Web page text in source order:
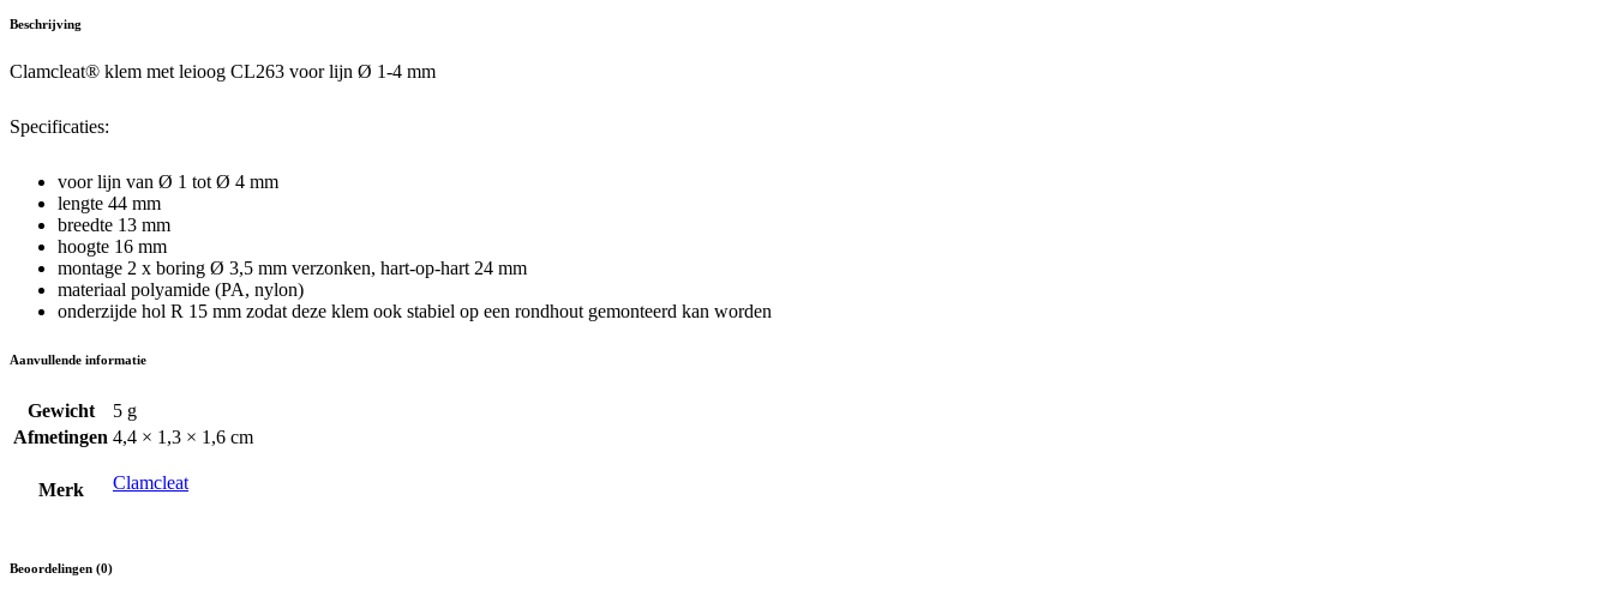
voor
Ø
4
mm
Beschrijving
Clamcleat® klem met leioog CL263 voor lijn Ø 1-4 mm
Specificaties:
voor lijn van Ø 1 tot Ø 4 mm
lengte 44 mm
breedte 13 mm
hoogte 16 mm
montage 2 x boring Ø 3,5 mm verzonken, hart-op-hart 24 mm
materiaal polyamide (PA, nylon)
onderzijde hol R 15 mm zodat deze klem ook stabiel op een rondhout gemonteerd kan worden
Aanvullende informatie
Gewicht
5 g
Afmetingen 4,4 × 1,3 × 1,6 cm
Merk Clamcleat
Beoordelingen (0)